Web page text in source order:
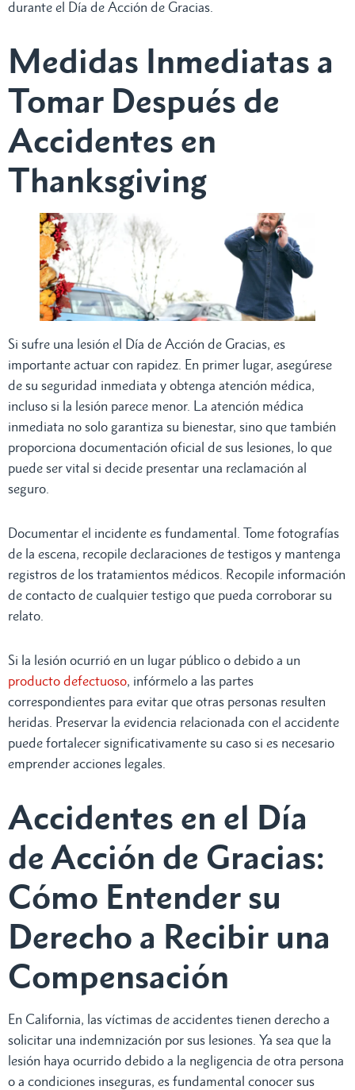
durante el Día de Acción de Gracias.
Medidas Inmediatas a
Tomar Después de
Accidentes en
Thanksgiving
Si sufre una lesión el Día de Acción de Gracias, es
importante actuar con rapidez. En primer lugar, asegúrese
de su seguridad inmediata y obtenga atención médica,
incluso si la lesión parece menor. La atención médica
inmediata no solo garantiza su bienestar, sino que también
proporciona documentación oficial de sus lesiones, lo que
puede ser vital si decide presentar una reclamación al
seguro.
Documentar el incidente es fundamental. Tome fotografías
de la escena, recopile declaraciones de testigos y mantenga
registros de los tratamientos médicos. Recopile información
de contacto de cualquier testigo que pueda corroborar su
relato.
Si la lesión ocurrió en un lugar público o debido a un
producto defectuoso, infórmelo a las partes
correspondientes para evitar que otras personas resulten
heridas. Preservar la evidencia relacionada con el accidente
puede fortalecer significativamente su caso si es necesario
emprender acciones legales.
Accidentes en el Día
de Acción de Gracias:
Cómo Entender su
Derecho a Recibir una
Compensación
En California, las víctimas de accidentes tienen derecho a
solicitar una indemnización por sus lesiones. Ya sea que la
lesión haya ocurrido debido a la negligencia de otra persona
o a condiciones inseguras, es fundamental conocer sus